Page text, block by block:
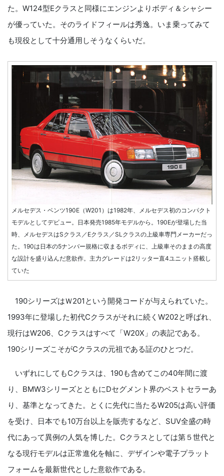
た。W124型Eクラスと同様にエンジンよりボディ＆シャシー
が優っていた。そのライドフィールは秀逸。いま乗ってみて
も現役として十分通用しそうなくらいだ。
メルセデス・ベンツ190E（W201）は1982年、メルセデス初のコンパクト
モデルとしてデビュー。日本発売1985年モデルから。190Eが登場した当
時、メルセデスはSクラス／Eクラス／SLクラスの上級車専門メーカーだっ
た。190は日本の5ナンバー規格に収まるボディに、上級車そのままの高度
な設計を盛り込んだ意欲作。主力グレードは2リッター直4ユニット搭載し
ていた
190シリーズはＷ201という開発コードが与えられていた。
1993年に登場した初代Cクラスがそれに続くW202と呼ばれ、
現行はW206、Cクラスはすべて「W20X」の表記である。
190シリーズこそがCクラスの元祖である証のひとつだ。
いずれにしてもCクラスは、190も含めてこの40年間に渡
り、BMW3シリーズとともにDセグメント界のベストセラーあ
り、基準となってきた。とくに先代に当たるW205は高い評価
を受け、日本でも10万台以上を販売するなど、SUV全盛の時
代にあって異例の人気を博した。Cクラスとしては第５世代と
なる現行モデルは正常進化を軸に、デザインや電子プラット
フォームを最新世代とした意欲作である。